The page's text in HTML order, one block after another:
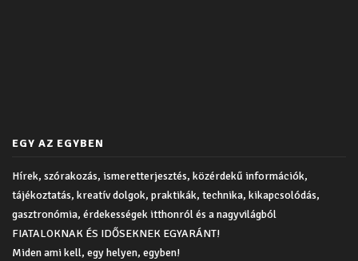
EGY AZ EGYBEN
Hírek, szórakozás, ismeretterjesztés, közérdekű információk,
tájékoztatás, kreatív dolgok, praktikák, technika, kikapcsolódás,
gasztronómia, érdekességek itthonról és a nagyvilágból
FIATALOKNAK ÉS IDŐSEKNEK EGYARÁNT!
Miden ami kell, egy helyen, egyben!